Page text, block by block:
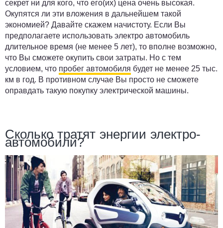
секрет ни для кого, что его(их) цена очень высокая.
Окупятся ли эти вложения в дальнейшем такой
экономией? Давайте скажем начистоту. Если Вы
предполагаете использовать электро автомобиль
длительное время (не менее 5 лет), то вполне возможно,
что Вы сможете окупить свои затраты. Но с тем
условием, что пробег автомобиля будет не менее 25 тыс.
км в год. В противном случае Вы просто не сможете
оправдать такую покупку электрической машины.
Сколько тратят энергии электро-
автомобили?